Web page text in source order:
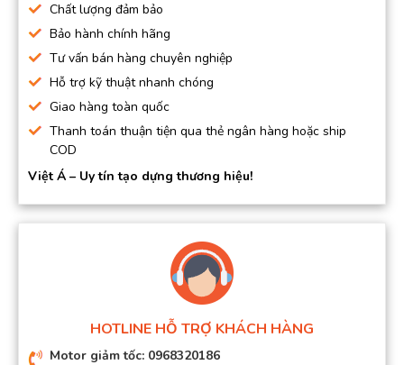
Chất lượng đảm bảo
Bảo hành chính hãng
Tư vấn bán hàng chuyên nghiệp
Hỗ trợ kỹ thuật nhanh chóng
Giao hàng toàn quốc
Thanh toán thuận tiện qua thẻ ngân hàng hoặc ship
COD
Việt Á – Uy tín tạo dựng thương hiệu!
HOTLINE HỖ TRỢ KHÁCH HÀNG
Motor giảm tốc: 0968320186